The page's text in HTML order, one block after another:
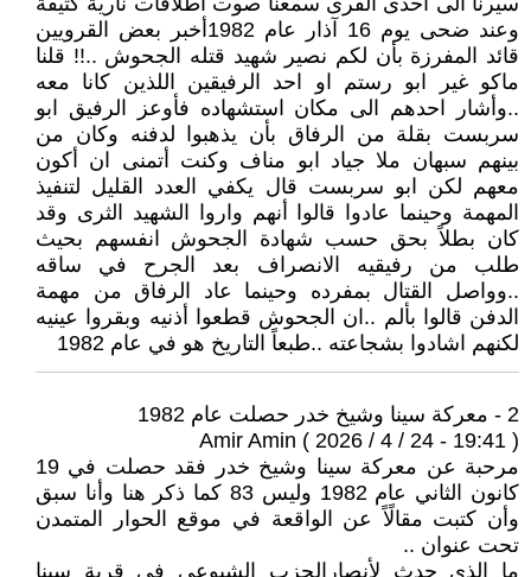
وعند ضحى يوم 16 آذار عام 1982أخبر بعض القرويين
قائد المفرزة بأن لكم نصير شهيد قتله الجحوش ..!! قلنا
ماكو غير ابو رستم او احد الرفيقين اللذين كانا معه
..وأشار احدهم الى مكان استشهاده فأوعز الرفيق ابو
سربست بقلة من الرفاق بأن يذهبوا لدفنه وكان من
بينهم سبهان ملا جياد ابو مناف وكنت أتمنى ان أكون
معهم لكن ابو سربست قال يكفي العدد القليل لتنفيذ
المهمة وحينما عادوا قالوا أنهم واروا الشهيد الثرى وقد
كان بطلاً بحق حسب شهادة الجحوش انفسهم بحيث
طلب من رفيقيه الانصراف بعد الجرح في ساقه
..وواصل القتال بمفرده وحينما عاد الرفاق من مهمة
الدفن قالوا بألم ..ان الجحوش قطعوا أذنيه وبقروا عينيه
لكنهم اشادوا بشجاعته ..طبعاً التاريخ هو في عام 1982
2 - معركة سينا وشيخ خدر حصلت عام 1982
Amir Amin ( 2026 / 4 / 24 - 19:41 )
مرحبة عن معركة سينا وشيخ خدر فقد حصلت في 19
كانون الثاني عام 1982 وليس 83 كما ذكر هنا وأنا سبق
وأن كتبت مقالًاً عن الواقعة في موقع الحوار المتمدن
تحت عنوان ..
ما الذي حدث لأنصارالحزب الشيوعي في قرية سينا